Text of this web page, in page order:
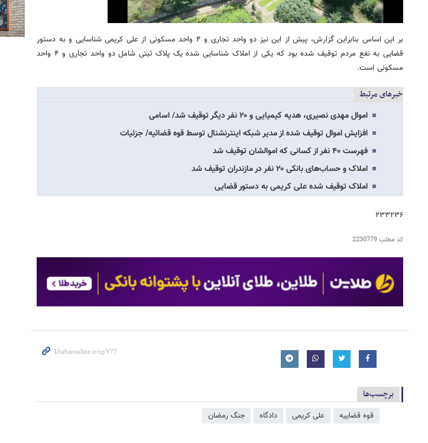
بر این اساس بنابراین گزارش، پیش از این نیز دو واحد تجاری و ۴ واحد مسکونی از علی کریمی شناسایی و به دستور
قضایی به نفع مردم توقیف شده بود که یکی از املاک شناسایی شده یک پلاک ثبتی شامل دو واحد تجاری و ۴ واحد
مسکونی است.
خبرهای مرتبط
اموال مهدی نصیری، هدیه کیمیایی و ۲۰ نفر دیگر توقیف شد/ اسامی
افزایش اموال توقیف شده از مدیر شبکه اینترنشنال توسط قوه قضائیه/ جزئیات
فهرست ۴۰ نفر از کسانی که اموالشان توقیف شد
املاک و حساب‌های بانکی ۲۰ نفر در مازندران توقیف شد
املاک توقیف شده علی کریمی به دستور قضایی
۲۳۳۲۳۶
کد مطلب2230779
برچسب‌ها
قوه قضاییه علی کریمی دادگاه جنگ رمضان